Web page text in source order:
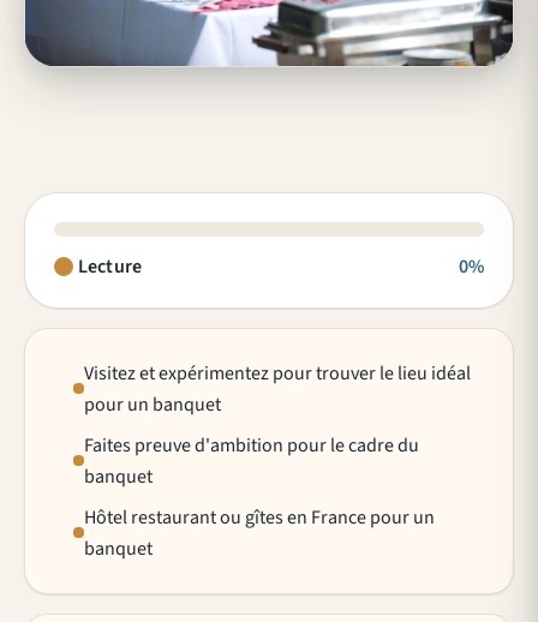
Lecture 0%
Visitez et expérimentez pour trouver le lieu idéal
pour un banquet
Faites preuve d'ambition pour le cadre du
banquet
Hôtel restaurant ou gîtes en France pour un
banquet